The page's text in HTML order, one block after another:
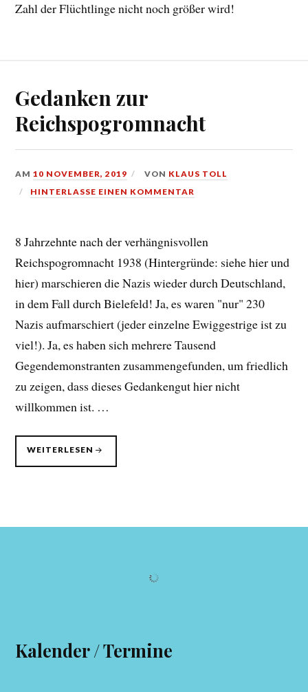
Zahl der Flüchtlinge nicht noch größer wird!
Gedanken zur
Reichspogromnacht
AM10 NOVEMBER, 2019 VON KLAUS TOLL
HINTERLASSE EINEN KOMMENTAR
8 Jahrzehnte nach der verhängnisvollen
Reichspogromnacht 1938 (Hintergründe: siehe hier und
hier) marschieren die Nazis wieder durch Deutschland,
in dem Fall durch Bielefeld! Ja, es waren "nur" 230
Nazis aufmarschiert (jeder einzelne Ewiggestrige ist zu
viel!). Ja, es haben sich mehrere Tausend
Gegendemonstranten zusammengefunden, um friedlich
zu zeigen, dass dieses Gedankengut hier nicht
willkommen ist. …
GEDANKEN
REICHSPOGROMNACHT
WEITERLESEN
Kalender / Termine